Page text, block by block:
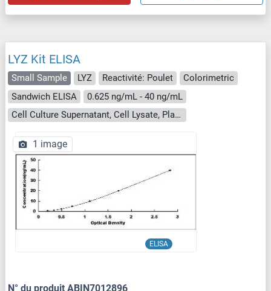
LYZ Kit ELISA
Small Sample LYZ Reactivité: Poulet
Colorimetric
Sandwich ELISA
0.625 ng/mL - 40 ng/mL
Cell Culture Supernatant, Cell Lysate, Plasma, Serum, Tissue Homogenate
ELISA
1 image
N° du produit ABIN7012896